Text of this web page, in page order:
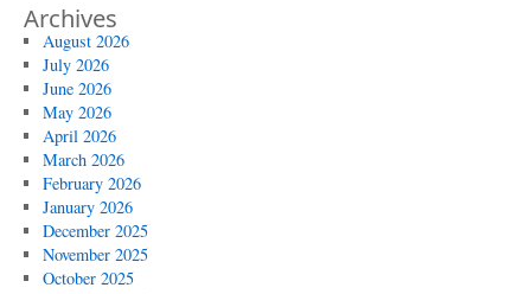
Archives
August 2026
July 2026
June 2026
May 2026
April 2026
March 2026
February 2026
January 2026
December 2025
November 2025
October 2025